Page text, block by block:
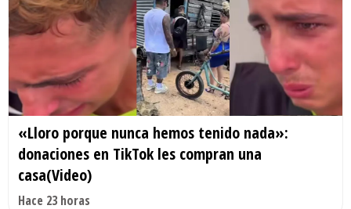
«Lloro porque nunca hemos tenido nada»:
donaciones en TikTok les compran una
casa(Video)
Hace 23 horas